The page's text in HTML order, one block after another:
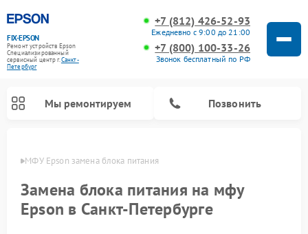
FIX-EPSON
Ремонт устройств Epson
Специализированный
cервисный центр г.Санкт-
Петербург
+7 (812) 426-52-93
Ежедневно с 9:00 до 21:00
+7 (800) 100-33-26
Звонок бесплатный по РФ
Мы ремонтируем Позвонить
МФУ Epson замена блока питания
Замена блока питания на мфу
Epson в Санкт-Петербурге